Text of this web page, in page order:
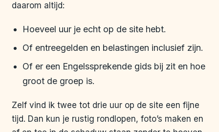
daarom altijd:
Hoeveel uur je echt op de site hebt.
Of entreegelden en belastingen inclusief zijn.
Of er een Engelssprekende gids bij zit en hoe
groot de groep is.
Zelf vind ik twee tot drie uur op de site een fijne
tijd. Dan kun je rustig rondlopen, foto’s maken en